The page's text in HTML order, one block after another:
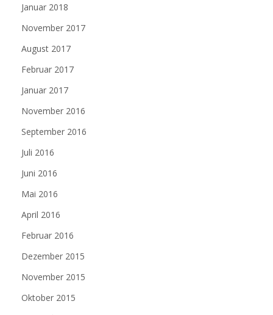
Januar 2018
November 2017
August 2017
Februar 2017
Januar 2017
November 2016
September 2016
Juli 2016
Juni 2016
Mai 2016
April 2016
Februar 2016
Dezember 2015
November 2015
Oktober 2015